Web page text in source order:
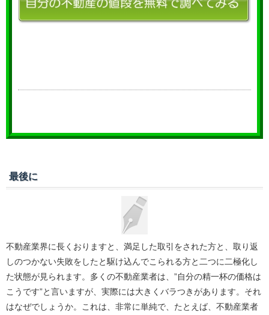
最後に
不動産業界に長くおりますと、満足した取引をされた方と、取り返
しのつかない失敗をしたと駆け込んでこられる方と二つに二極化し
た状態が見られます。多くの不動産業者は、”自分の精一杯の価格は
こうです”と言いますが、実際には大きくバラつきがあります。それ
はなぜでしょうか。これは、非常に単純で、たとえば、不動産業者